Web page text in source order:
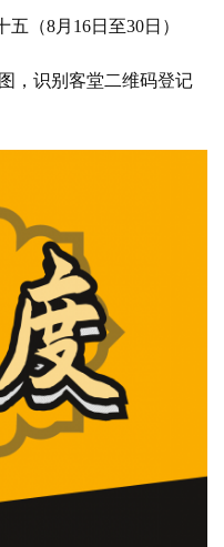
五（8月 16日至30日）
，识别客堂二维码登记